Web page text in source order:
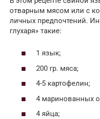
отварным мясом или с
личных предпочтений.
глухаря» такие:
1 язык;
200 гр. мяса;
4-5 картофелин;
4 маринованных
4 яйца;